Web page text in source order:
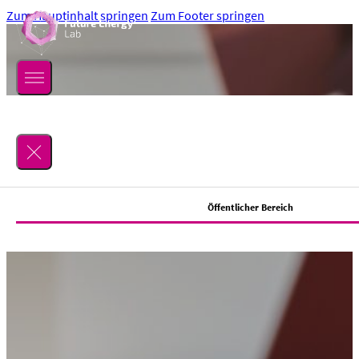
Zum Hauptinhalt springen Zum Footer springen
Öffentlicher Bereich